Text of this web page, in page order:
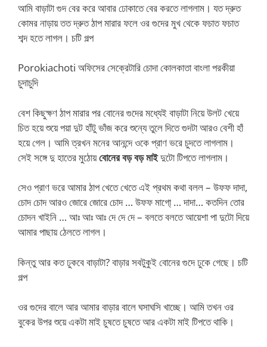
আমি বাড়াটা গুদ বের করে আবার ঢোকাতে বের করতে লাগলাম। যত দ্রুত
কোমর নাড়ায় তত দ্রুত ঠাপ মারার ফলে ওর গুদের মুখ থেকে ফচাত ফচাত
শব্দ হতে লাগল। চটি গল্প
Porokiachoti অফিসের সেক্রেটারি চোদা কোলকাতা বাংলা পরকীয়া
চুদাচুদি
বেশ কিছুক্ষণ ঠাপ মারার পর বোনের গুদের মধ্যেই বাড়াটা নিয়ে উলট খেয়ে
চিত হয়ে শুয়ে পয়া দুট হাঁটু ভাঁজ করে শুন্যে তুলে দিতে গুদটা আরও বেশী হাঁ
হয়ে গেল। আমি ত্রখন মনের আনন্দে ওকে প্রাণ ভরে চুদতে লাগলাম।
সেই সঙ্গে দু হাতের মুঠোয়বোনের বড় বড় মাইদুটো টিপতে লাগলাম।
সেও প্রাণ ভরে আমার ঠাপ খেতে খেতে এই প্রথম কথা বলল – উফফ দাদা,
চোদ চোদ আরও জোরে জোরে চোদ … উফফ মাগো্‌ … দাদা… কতদিন তোর
চোদন খাইনি … আঃ আঃ আঃ দে দে দে – বলতে বলতে আয়েশা পা দুটো দিয়ে
আমার পাছায় ঠেলতে লাগল।
কিন্তু আর কত ঢুকবে বাড়াটা? বাড়ার সবটুকুই বোনের গুদে ঢুকে গেছে। চটি
গল্প
ওর গুদের বালে আর আমার বাড়ার বালে ঘসাঘসি খাচ্ছে। আমি তখন ওর
বুকের উপর শুয়ে একটা মাই চুষতে চুষতে আর একটা মাই টিপতে থাকি।